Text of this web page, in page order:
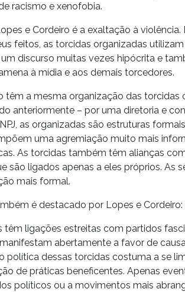
racismo e xenofobia.
e Cordeiro é a exaltação à violência.
feitos, as torcidas organizadas
um discurso muitas vezes hipócrita e
à mídia e aos demais torcedores.
têm a mesma organização das torcidas
anteriormente – por uma diretoria e
as organizadas são estruturas
uma agremiação muito mais
As torcidas também têm alianças
são ligados apenas a eles próprios. As
mais formal.
é destacado por Lopes e Cordeiro:
têm ligações estreitas com partidos
abertamente a favor de
política dessas torcidas costuma a se
de práticas beneficentes. Apenas
políticos ou a movimentos mais